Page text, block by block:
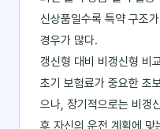
신상품일수록 특약 구조
경우가 많다.
갱신형 대비 비갱신형 비
초기 보험료가 중요한 초
으나, 장기적으로는 비갱
후 자신의 운전 계획에 맞